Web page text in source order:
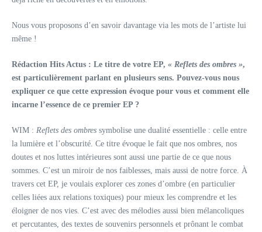
Nous vous proposons d’en savoir davantage via les mots de l’artiste lui
même !
Rédaction Hits Actus : Le titre de votre EP, « Reflets des ombres »,
est particulièrement parlant en plusieurs sens. Pouvez-vous nous
expliquer ce que cette expression évoque pour vous et comment elle
incarne l’essence de ce premier EP ?
WIM : Reflets des ombres symbolise une dualité essentielle : celle entre
la lumière et l’obscurité. Ce titre évoque le fait que nos ombres, nos
doutes et nos luttes intérieures sont aussi une partie de ce que nous
sommes. C’est un miroir de nos faiblesses, mais aussi de notre force. À
travers cet EP, je voulais explorer ces zones d’ombre (en particulier
celles liées aux relations toxiques) pour mieux les comprendre et les
éloigner de nos vies. C’est avec des mélodies aussi bien mélancoliques
et percutantes, des textes de souvenirs personnels et prônant le combat